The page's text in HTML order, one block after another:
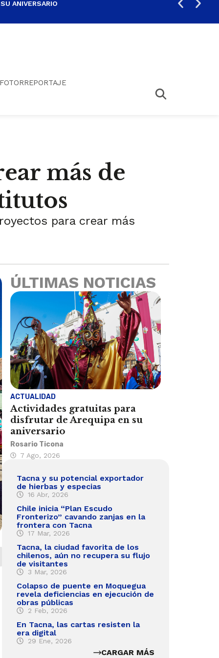
ANIVERSARIO
más de
para crear más
ÚLTIMAS NOTICIAS
ACTUALIDAD
Actividades gratuitas para
disfrutar de Arequipa en su
aniversario
Rosario Ticona
7 Ago, 2026
Tacna y su potencial exportador
de hierbas y especias
16 Abr, 2026
Chile inicia “Plan Escudo
Fronterizo” cavando zanjas en la
frontera con Tacna
17 Mar, 2026
Tacna, la ciudad favorita de los
chilenos, aún no recupera su flujo
de visitantes
3 Mar, 2026
Colapso de puente en Moquegua
revela deficiencias en ejecución de
obras públicas
2 Feb, 2026
En Tacna, las cartas resisten la
era digital
29 Ene, 2026
CARGAR MÁS